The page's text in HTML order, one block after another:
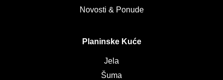
Novosti & Ponude
Planinske Kuće
Jela
Šuma